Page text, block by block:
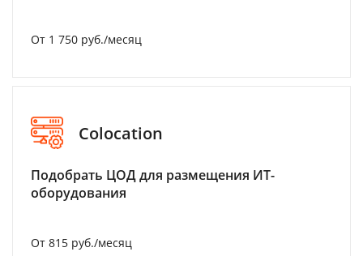
От 1 750 руб./месяц
Colocation
Подобрать ЦОД для размещения ИТ-
оборудования
От 815 руб./месяц